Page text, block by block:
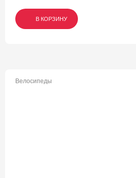
В КОРЗИНУ
В КОРЗИНУ
В КОРЗИНУ
Велосипеды